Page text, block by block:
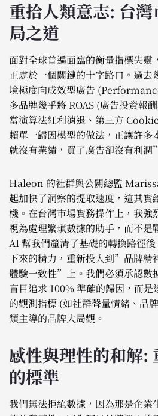
重拾人類意志: 台
局之道
面對全球普遍面臨的衡量指標失靈
正處於一個關鍵的十字路口。過去
境極度向成效型廣告
多品牌幾乎將 ROAS (廣告投資報
當演算法紅利消退、第三方
賴單一歸因模型的做法，正讓許
就沒有業績，買了廣告卻沒有利潤
Haleon 的社群與公關總監
起加快了洞察的提取速度，這其實
機。在台灣市場實務操作上，我強
視為處理繁瑣數據的助手，而不是
AI 幫我們釐清了基礎的轉換路徑
下來的精力，重新投入到”品牌
體驗一致性”上。我們必須承認數
盲目追求 100% 準確的歸因，而
的觀測指標 (如社群聲量情緒、品
類主導的品牌大局觀。
感性與理性的和解:
的標準
我們無法拒絕數據，因為那是企業